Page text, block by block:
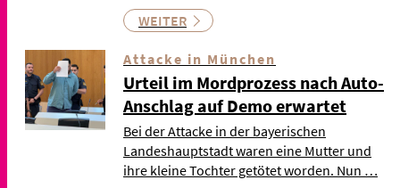
WEITER
Attacke in München
Urteil im Mordprozess nach Auto-
Anschlag auf Demo erwartet
Bei der Attacke in der bayerischen
Landeshauptstadt waren eine Mutter und
ihre kleine Tochter getötet worden. Nun …